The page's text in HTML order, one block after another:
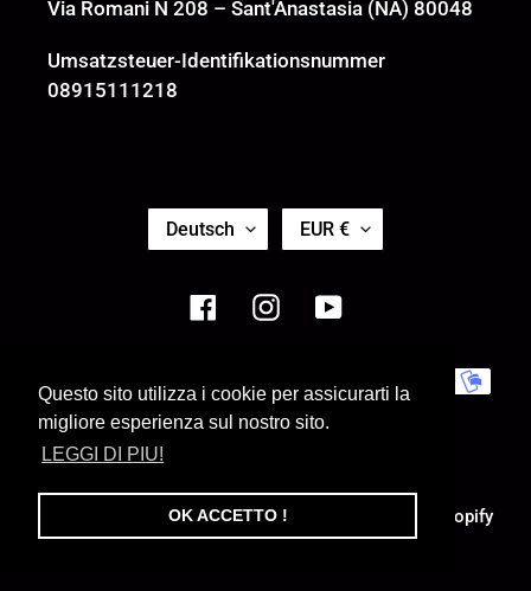
Questo sito utilizza i cookie per assicurarti la
migliore esperienza sul nostro sito.
LEGGI DI PIU!
OK ACCETTO !
Via Romani N 208 – Sant'Anastasia (NA) 80048
Umsatzsteuer-Identifikationsnummer
08915111218
Deutsch EUR €
FacebookInstagramYouTube
Pale e forni o' core è Napule Powered by Shopify